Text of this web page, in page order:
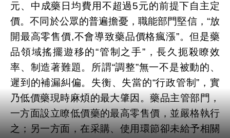
元、中成藥日均費用不超過5元的前提下自主定
價。不同於公眾的普遍擔憂，職能部門堅信，“放
開最高零售價,不會導致藥品價格瘋漲”。但是藥
品領域搖擺遊移的“管制之手”，長久扼殺瞭效
率、制造著難題。所謂“調整”無一不是被動的、
遲到的補漏糾偏。失衡、失當的“行政管制”，實
乃低價藥現時麻煩的最大肇因。藥品主管部門，
一方面設立瞭低價藥的最高零售價，並嚴格執行
之；另一方面，在采購、使用環節卻未給予相關